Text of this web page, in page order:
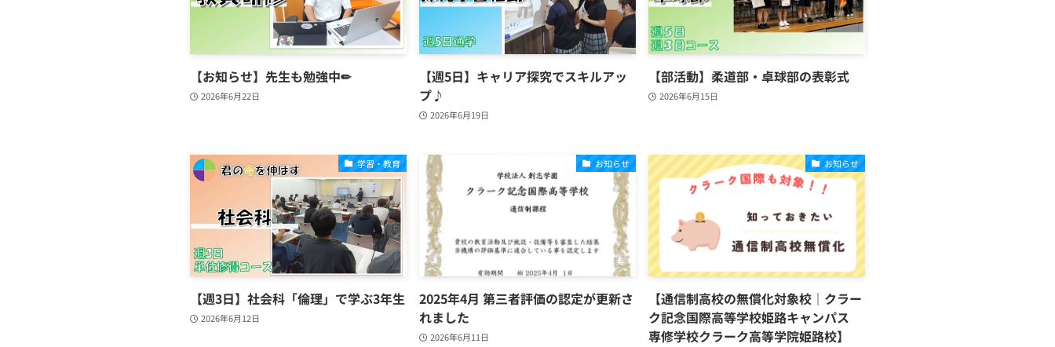
【お知らせ】先生も勉強中✏
2026年6月22日
【週5日】キャリア探究でスキルアッ
プ♪
2026年6月19日
【部活動】柔道部・卓球部の表彰式
2026年6月15日
学習・教育
【週3日】社会科「倫理」で学ぶ3年生
2026年6月12日
お知らせ
2025年4月 第三者評価の認定が更新さ
れました
2026年6月11日
お知らせ
【通信制高校の無償化対象校｜クラー
ク記念国際高等学校姫路キャンパス
専修学校クラーク高等学院姫路校】